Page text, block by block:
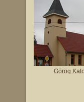
Görög